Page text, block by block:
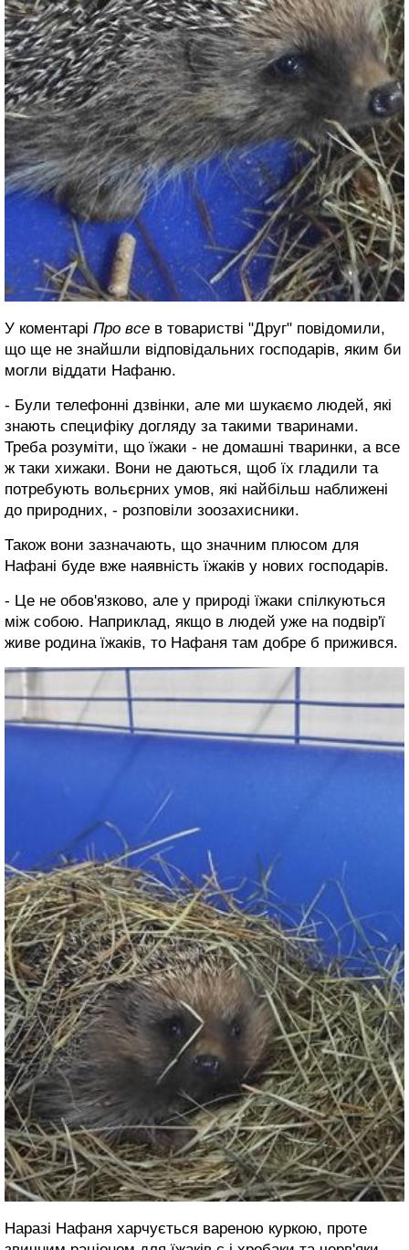
У коментарі Про все в товаристві "Друг" повідомили,
що ще не знайшли відповідальних господарів, яким би
могли віддати Нафаню.
- Були телефонні дзвінки, але ми шукаємо людей, які
знають специфіку догляду за такими тваринами.
Треба розуміти, що їжаки - не домашні тваринки, а все
ж таки хижаки. Вони не даються, щоб їх гладили та
потребують вольєрних умов, які найбільш наближені
до природних, - розповіли зоозахисники.
Також вони зазначають, що значним плюсом для
Нафані буде вже наявність їжаків у нових господарів.
- Це не обов'язково, але у природі їжаки спілкуються
між собою. Наприклад, якщо в людей уже на подвір'ї
живе родина їжаків, то Нафаня там добре б прижився.
Наразі Нафаня харчується вареною куркою, проте